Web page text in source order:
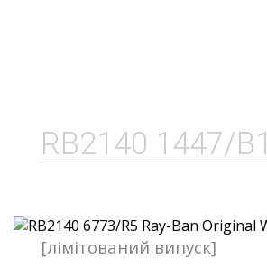
RB2140 1447/B1
[лімітований випуск]